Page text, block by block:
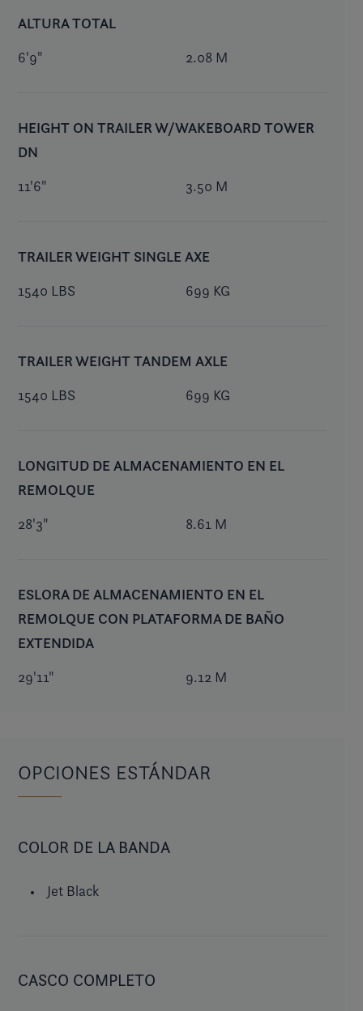
ALTURA TOTAL
6'9" 2.08 M
HEIGHT ON TRAILER W/WAKEBOARD TOWER
DN
11'6" 3.50 M
TRAILER WEIGHT SINGLE AXE
1540 LBS 699 KG
TRAILER WEIGHT TANDEM AXLE
1540 LBS 699 KG
LONGITUD DE ALMACENAMIENTO EN EL
REMOLQUE
28'3" 8.61 M
ESLORA DE ALMACENAMIENTO EN EL
REMOLQUE CON PLATAFORMA DE BAÑO
EXTENDIDA
29'11" 9.12 M
OPCIONES ESTÁNDAR
COLOR DE LA BANDA
Jet Black
CASCO COMPLETO